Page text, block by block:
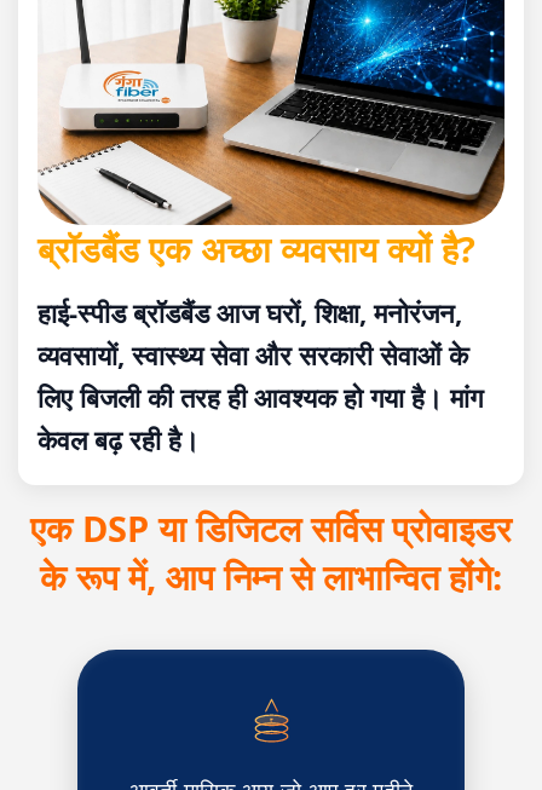
ब्रॉडबैंड एक अच्छा व्यवसाय क्यों है?
हाई-स्पीड ब्रॉडबैंड आज घरों, शिक्षा, मनोरंजन,
व्यवसायों, स्वास्थ्य सेवा और सरकारी सेवाओं के
लिए बिजली की तरह ही आवश्यक हो गया है। मांग
केवल बढ़ रही है।
एक DSP या डिजिटल सर्विस प्रोवाइडर
के रूप में, आप निम्न से लाभान्वित होंगे: